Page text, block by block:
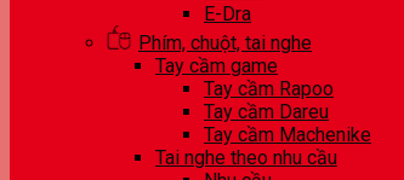
E-Dra
Phím, chuột, tai nghe
Tay cầm game
Tay cầm Rapoo
Tay cầm Dareu
Tay cầm Machenike
Tai nghe theo nhu cầu